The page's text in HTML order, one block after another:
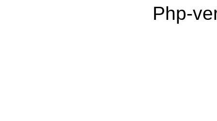
Php-